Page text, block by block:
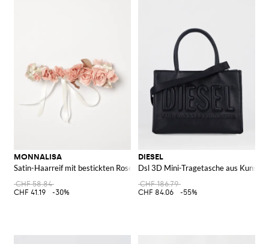
MONNALISA
Satin-Haarreif mit bestickten Rosen
CHF 58.84
CHF 41.19
-30%
DIESEL
Dsl 3D Mini-Tragetasche aus
CHF 186.79
CHF 84.06
-55%